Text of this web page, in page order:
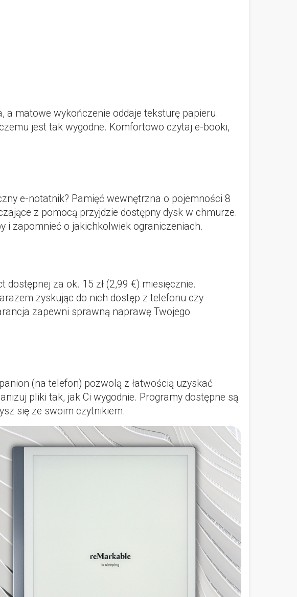
matowe wykończenie oddaje teksturę papieru.
jest tak wygodne. Komfortowo czytaj e-booki,
e-notatnik? Pamięć wewnętrzna o pojemności 8
z pomocą przyjdzie dostępny dysk w chmurze.
i zapomnieć o jakichkolwiek ograniczeniach.
za ok. 15 zł (2,99 €) miesięcznie.
zyskując do nich dostęp z telefonu czy
zapewni sprawną naprawę Twojego
(na telefon) pozwolą z łatwością uzyskać
pliki tak, jak Ci wygodnie. Programy dostępne są
się ze swoim czytnikiem.